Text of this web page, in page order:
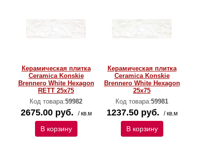
Керамическая плитка
Ceramica Konskie
Brennero White Hexagon
RETT 25х75
Код товара:59982
2675.00 руб. / кв.м
В корзину
Керамическая плитка
Ceramica Konskie
Brennero White Hexagon
25х75
Код товара:59981
1237.50 руб. / кв.м
В корзину